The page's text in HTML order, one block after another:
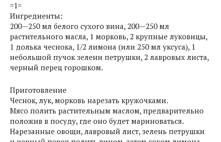
=1=
Ингредиенты:
200—250 мл белого сухого вина, 200—250 мл
растительного масла, 1 морковь, 2 крупные луковицы,
1 долька чеснока, 1/2 лимона (или 250 мл уксуса), 1
небольшой пучок зелени петрушки, 2 лавровых листа,
черный перец горошком.
Приготовление
Чеснок, лук, морковь нарезать кружочками.
Мясо полить растительным маслом, предварительно
положив в посуду, где оно будет мариноваться.
Нарезанные овощи, лавровый лист, зелень петрушки